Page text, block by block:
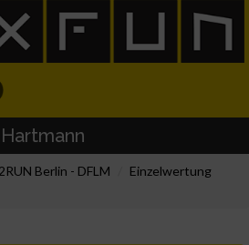
Berlin - DFLM
Einzelwertung